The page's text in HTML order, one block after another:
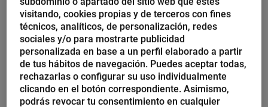
Conoce cómo la intranet ayuda a
mejorar la comunicación interna
en tu empresa
Una intranet fácil de usar es una potente herramienta para
facilitar una comunicación efectiva y ayudar a aumentar la
participación de los colaboradores. Además, facilita a los
visitando, cookies propias y de terceros con fines
técnicos, analíticos, de personalización, redes
sociales y/o para mostrarte publicidad
personalizada en base a un perfil elaborado a partir
de tus hábitos de navegación. Puedes aceptar todas,
rechazarlas o configurar su uso individualmente
clicando en el botón correspondiente. Asimismo,
podrás revocar tu consentimiento en cualquier